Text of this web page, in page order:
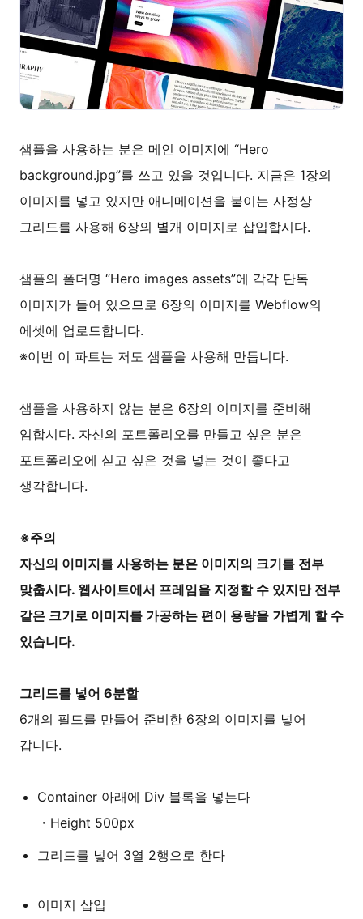
샘플을 사용하는 분은 메인 이미지에 “Hero
background.jpg”를 쓰고 있을 것입니다. 지금은 1장의
이미지를 넣고 있지만 애니메이션을 붙이는 사정상
그리드를 사용해 6장의 별개 이미지로 삽입합시다.
샘플의 폴더명 “Hero images assets”에 각각 단독
이미지가 들어 있으므로 6장의 이미지를 Webflow의
에셋에 업로드합니다.
※이번 이 파트는 저도 샘플을 사용해 만듭니다.
샘플을 사용하지 않는 분은 6장의 이미지를 준비해
임합시다. 자신의 포트폴리오를 만들고 싶은 분은
포트폴리오에 싣고 싶은 것을 넣는 것이 좋다고
생각합니다.
※주의
자신의 이미지를 사용하는 분은 이미지의 크기를 전부
맞춥시다. 웹사이트에서 프레임을 지정할 수 있지만 전부
같은 크기로 이미지를 가공하는 편이 용량을 가볍게 할 수
있습니다.
그리드를 넣어 6분할
6개의 필드를 만들어 준비한 6장의 이미지를 넣어
갑니다.
Container 아래에 Div 블록을 넣는다
・Height 500px
그리드를 넣어 3열 2행으로 한다
이미지 삽입